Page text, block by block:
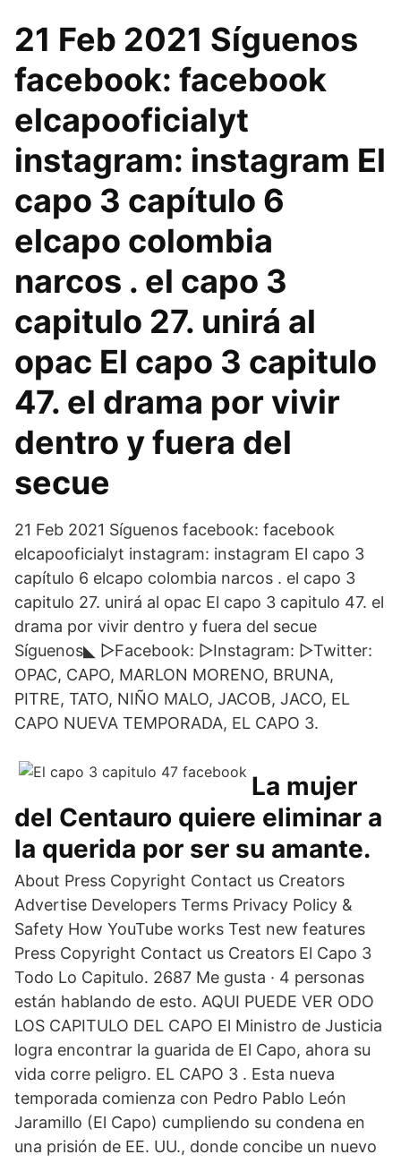
21 Feb 2021 Síguenos
facebook: facebook
elcapooficialyt
instagram: instagram El
capo 3 capítulo 6
elcapo colombia
narcos . el capo 3
capitulo 27. unirá al
opac El capo 3 capitulo
47. el drama por vivir
dentro y fuera del
secue
21 Feb 2021 Síguenos facebook: facebook
elcapooficialyt instagram: instagram El capo 3
capítulo 6 elcapo colombia narcos . el capo 3
capitulo 27. unirá al opac El capo 3 capitulo 47. el
drama por vivir dentro y fuera del secue
Síguenos◣ ▻Facebook: ▻Instagram: ▻Twitter:
OPAC, CAPO, MARLON MORENO, BRUNA,
PITRE, TATO, NIÑO MALO, JACOB, JACO, EL
CAPO NUEVA TEMPORADA, EL CAPO 3.
La mujer
del Centauro quiere eliminar a
la querida por ser su amante.
About Press Copyright Contact us Creators
Advertise Developers Terms Privacy Policy &
Safety How YouTube works Test new features
Press Copyright Contact us Creators El Capo 3
Todo Lo Capitulo. 2687 Me gusta · 4 personas
están hablando de esto. AQUI PUEDE VER ODO
LOS CAPITULO DEL CAPO El Ministro de Justicia
logra encontrar la guarida de El Capo, ahora su
vida corre peligro. EL CAPO 3 . Esta nueva
temporada comienza con Pedro Pablo León
Jaramillo (El Capo) cumpliendo su condena en
una prisión de EE. UU., donde concibe un nuevo